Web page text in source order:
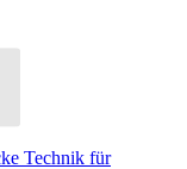
Technik für